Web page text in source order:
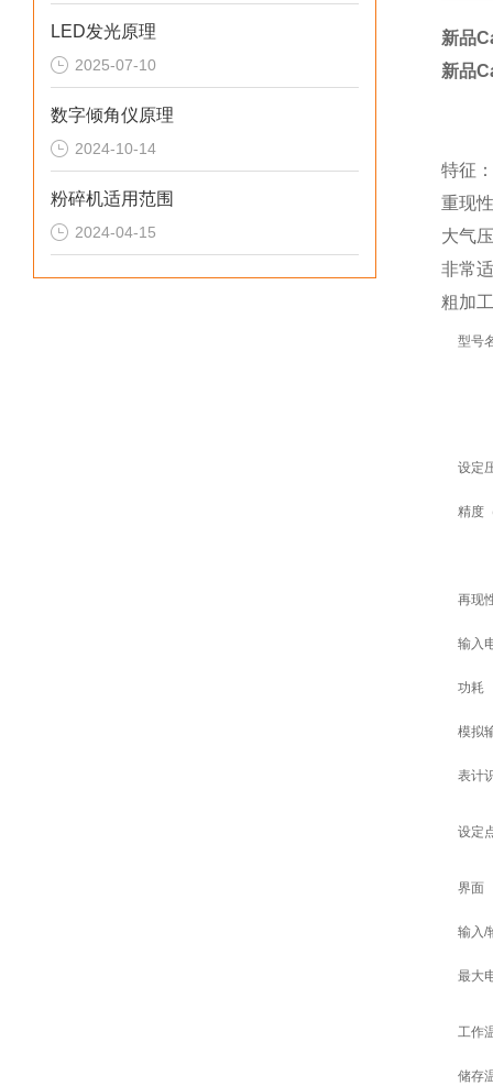
LED发光原理
2025-07-10
数字倾角仪原理
2024-10-14
粉碎机适用范围
2024-04-15
新品
新品
特征：
重现
大气
非常
粗加
型号
设定
精度
再现
输入
功耗
模拟
表计
设定
界面
输入/
最大
工作
储存